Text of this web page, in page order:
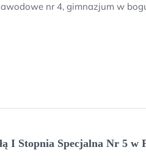
nr 4, gimnazjum w
I Stopnia Specjalna Nr 5 w